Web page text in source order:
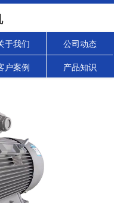
于我们 公司动态
户案例 产品知识